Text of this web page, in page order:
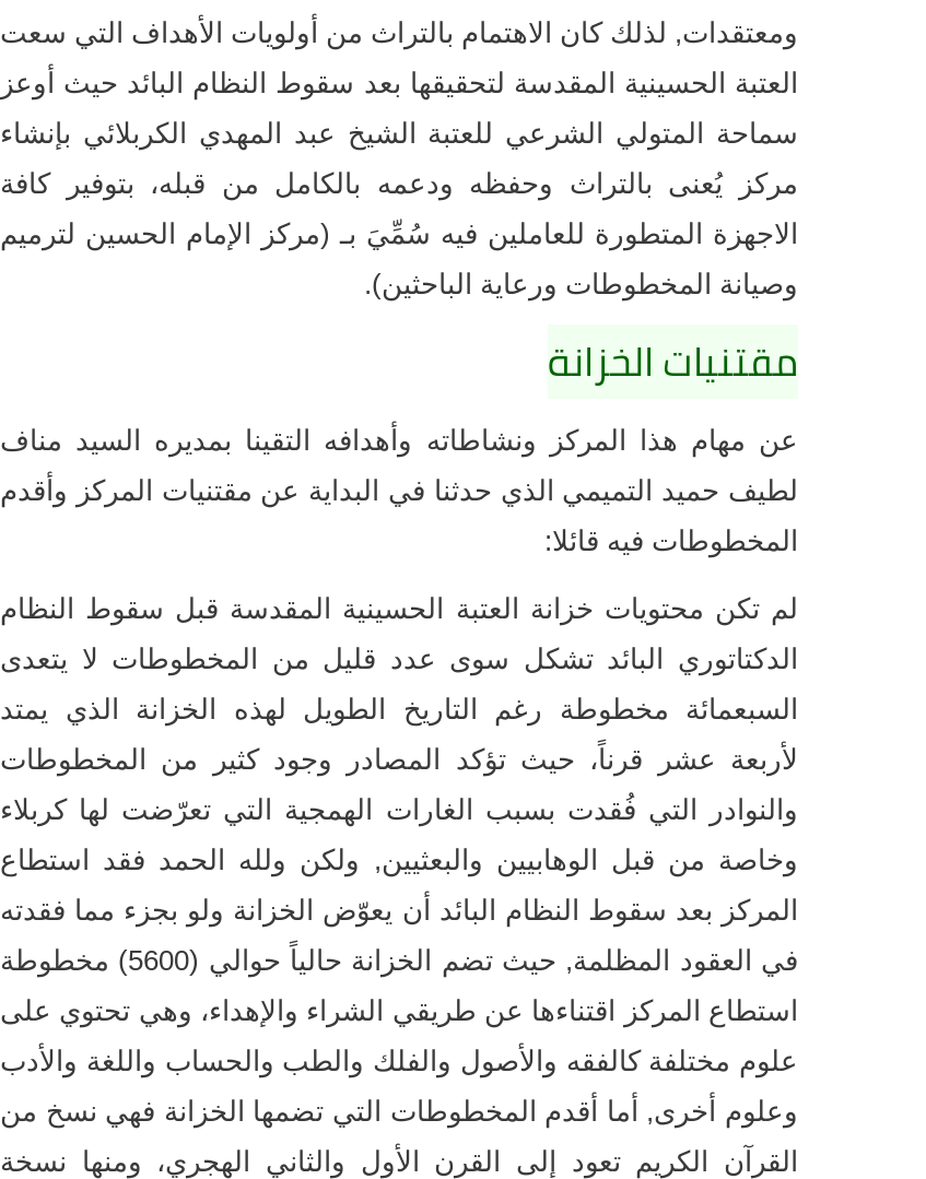
ومعتقدات, لذلك كان الاهتمام بالتراث من أولويات الأهداف التي سعت
العتبة الحسينية المقدسة لتحقيقها بعد سقوط النظام البائد حيث أوعز
سماحة المتولي الشرعي للعتبة الشيخ عبد المهدي الكربلائي بإنشاء
مركز يُعنى بالتراث وحفظه ودعمه بالكامل من قبله، بتوفير كافة
الاجهزة المتطورة للعاملين فيه سُمِّيَ بـ (مركز الإمام الحسين لترميم
وصيانة المخطوطات ورعاية الباحثين).
مقتنيات الخزانة
عن مهام هذا المركز ونشاطاته وأهدافه التقينا بمديره السيد مناف
لطيف حميد التميمي الذي حدثنا في البداية عن مقتنيات المركز وأقدم
المخطوطات فيه قائلا:
لم تكن محتويات خزانة العتبة الحسينية المقدسة قبل سقوط النظام
الدكتاتوري البائد تشكل سوى عدد قليل من المخطوطات لا يتعدى
السبعمائة مخطوطة رغم التاريخ الطويل لهذه الخزانة الذي يمتد
لأربعة عشر قرناً، حيث تؤكد المصادر وجود كثير من المخطوطات
والنوادر التي فُقدت بسبب الغارات الهمجية التي تعرّضت لها كربلاء
وخاصة من قبل الوهابيين والبعثيين, ولكن ولله الحمد فقد استطاع
المركز بعد سقوط النظام البائد أن يعوّض الخزانة ولو بجزء مما فقدته
في العقود المظلمة, حيث تضم الخزانة حالياً حوالي (5600) مخطوطة
استطاع المركز اقتناءها عن طريقي الشراء والإهداء، وهي تحتوي على
علوم مختلفة كالفقه والأصول والفلك والطب والحساب واللغة والأدب
وعلوم أخرى, أما أقدم المخطوطات التي تضمها الخزانة فهي نسخ من
القرآن الكريم تعود إلى القرن الأول والثاني الهجري، ومنها نسخة